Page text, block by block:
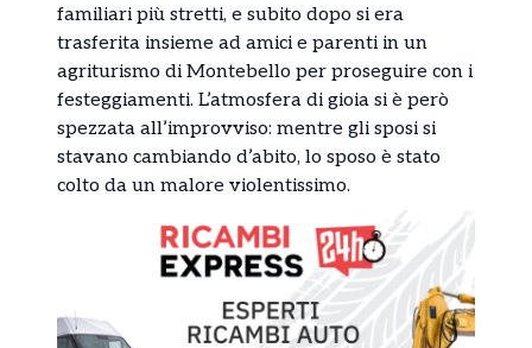
familiari più stretti, e subito dopo si era
trasferita insieme ad amici e parenti in un
agriturismo di Montebello per proseguire con i
festeggiamenti. L’atmosfera di gioia si è però
spezzata all’improvviso: mentre gli sposi si
stavano cambiando d’abito, lo sposo è stato
colto da un malore violentissimo.